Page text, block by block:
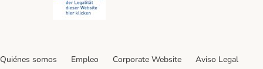
Quiénes somos Empleo Corporate Website
Aviso Legal